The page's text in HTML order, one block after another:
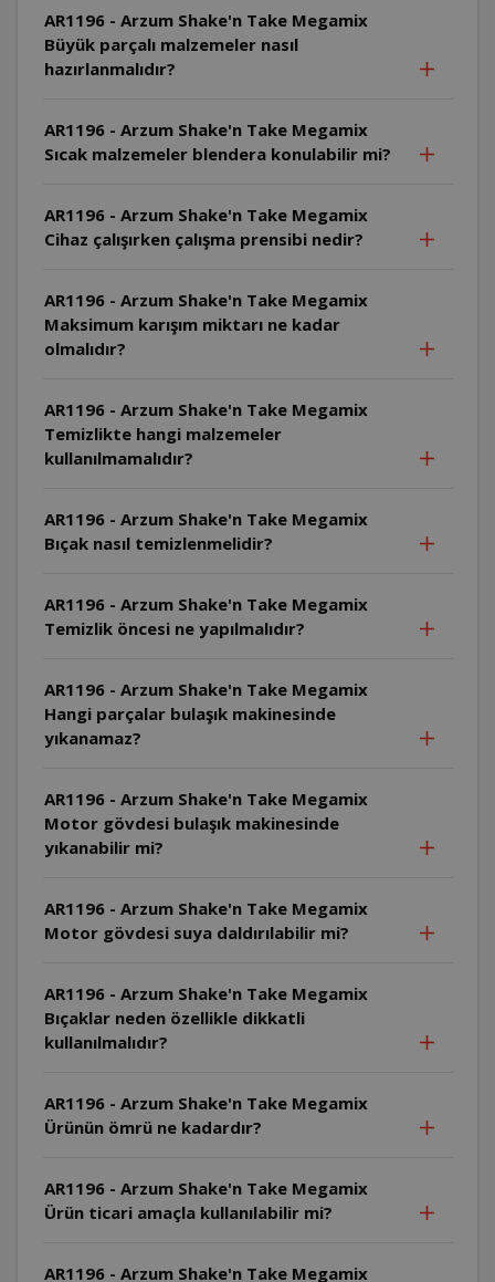
AR1196 - Arzum Shake'n Take Megamix
Büyük parçalı malzemeler nasıl
hazırlanmalıdır?
AR1196 - Arzum Shake'n Take Megamix
Sıcak malzemeler blendera konulabilir mi?
AR1196 - Arzum Shake'n Take Megamix
Cihaz çalışırken çalışma prensibi nedir?
AR1196 - Arzum Shake'n Take Megamix
Maksimum karışım miktarı ne kadar
olmalıdır?
AR1196 - Arzum Shake'n Take Megamix
Temizlikte hangi malzemeler
kullanılmamalıdır?
AR1196 - Arzum Shake'n Take Megamix
Bıçak nasıl temizlenmelidir?
AR1196 - Arzum Shake'n Take Megamix
Temizlik öncesi ne yapılmalıdır?
AR1196 - Arzum Shake'n Take Megamix
Hangi parçalar bulaşık makinesinde
yıkanamaz?
AR1196 - Arzum Shake'n Take Megamix
Motor gövdesi bulaşık makinesinde
yıkanabilir mi?
AR1196 - Arzum Shake'n Take Megamix
Motor gövdesi suya daldırılabilir mi?
AR1196 - Arzum Shake'n Take Megamix
Bıçaklar neden özellikle dikkatli
kullanılmalıdır?
AR1196 - Arzum Shake'n Take Megamix
Ürünün ömrü ne kadardır?
AR1196 - Arzum Shake'n Take Megamix
Ürün ticari amaçla kullanılabilir mi?
AR1196 - Arzum Shake'n Take Megamix